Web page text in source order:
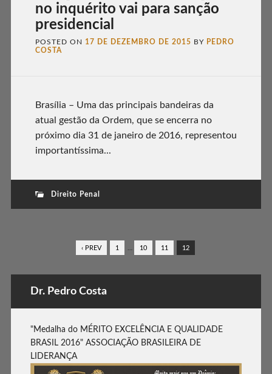
no inquérito vai para sanção
presidencial
POSTED ON 17 DE DEZEMBRO DE 2015 BY PEDRO
COSTA
Brasília – Uma das principais bandeiras da
atual gestão da Ordem, que se encerra no
próximo dia 31 de janeiro de 2016, representou
importantíssima...
Direito Penal
‹ PREV 1 10 11 12
Dr. Pedro Costa
"Medalha do MÉRITO EXCELÊNCIA E QUALIDADE
BRASIL 2016" ASSOCIAÇÃO BRASILEIRA DE
LIDERANÇA